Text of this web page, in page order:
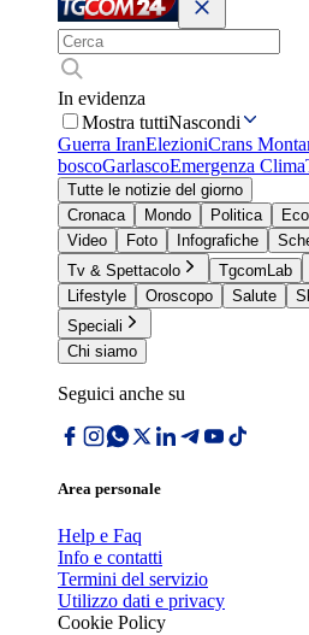
In evidenza
Mostra tuttiNascondi
Guerra IranElezioniCrans
boscoGarlascoEmergenza Clima
Tutte le notizie del giorno
Cronaca
Mondo Politica
Video
Foto Infografiche
Tv & Spettacolo
TgcomLab
Lifestyle
Oroscopo Salute
Speciali
Chi siamo
Seguici anche su
Area personale
Help e Faq
Info e contatti
Termini del servizio
Utilizzo dati e privacy
Cookie Policy